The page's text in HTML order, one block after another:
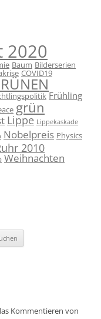
2020
Baum Bilderserien
COVID19
Frühling
grün
Lippe Lippekaskade
Nobelpreis Physics
2010
Weihnachten
Kommentieren von